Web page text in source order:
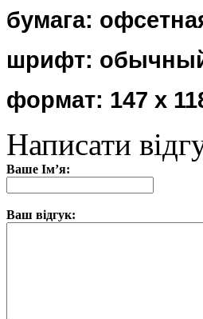
бумага:
шрифт:
формат: 147 х
Написати
Ваше Ім’я:
Ваш відгук: